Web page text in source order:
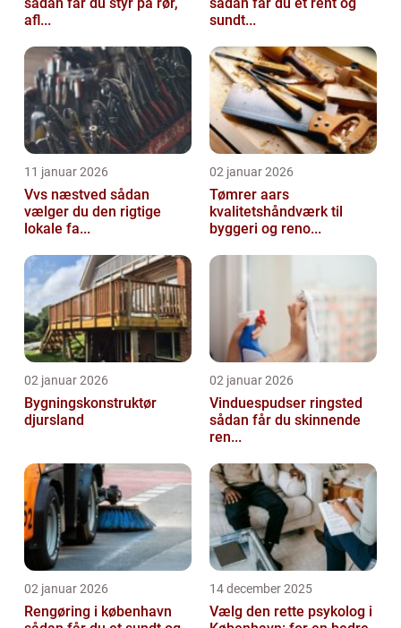
afl...
sundt...
11 januar 2026
Vvs næstved sådan
vælger du den rigtige
lokale fa...
02 januar 2026
Tømrer aars
kvalitetshåndværk til
byggeri og reno...
02 januar 2026
Bygningskonstruktør
djursland
02 januar 2026
Vinduespudser ringsted
sådan får du skinnende
ren...
02 januar 2026
Rengøring i københavn
14 december 2025
Vælg den rette psykolog i